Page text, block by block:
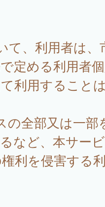
、利用者は、
定める利用者
利用すること
全部又は一部
など、本サー
利を侵害する